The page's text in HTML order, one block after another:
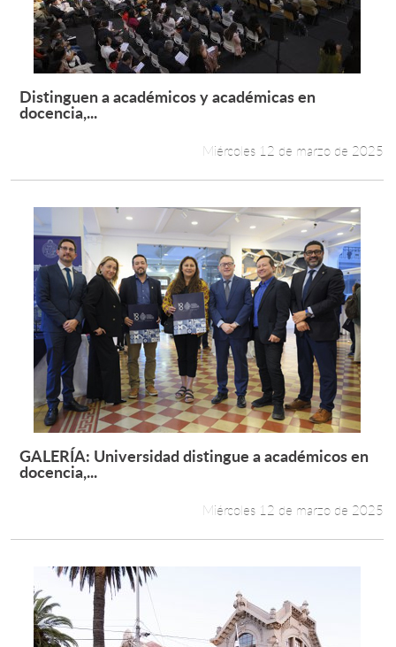
Leer más +
Distinguen a académicos y académicas en
docencia,...
Miércoles 12 de marzo de 2025
Leer más +
GALERÍA: Universidad distingue a académicos en
docencia,...
Miércoles 12 de marzo de 2025